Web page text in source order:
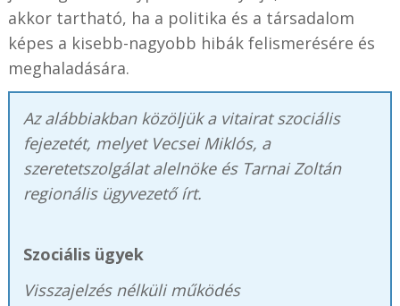
akkor tartható, ha a politika és a társadalom
képes a kisebb-nagyobb hibák felismerésére és
meghaladására.
Az alábbiakban közöljük a vitairat szociális
fejezetét, melyet Vecsei Miklós, a
szeretetszolgálat alelnöke és Tarnai Zoltán
regionális ügyvezető írt.
Szociális ügyek
Visszajelzés nélküli működés